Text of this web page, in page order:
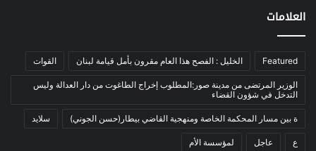
بيئة
ثقافة
(1٬227)
أدب وشعر
العلامات
Featured الخليل : الفصح هذا العام مقرون بأمل قيامة لبنان القوات
الوزير المرتضى من مدينة صور:المطلوب إخراج الطاغوت من دار العدالة وليس
التدخل في شؤون القضاء
ة بين مسار المحكمة الخاصة ومنهجية القاضي بيطار(حسن الجوني) سلايد
ع عاجل لمؤسسة الأم